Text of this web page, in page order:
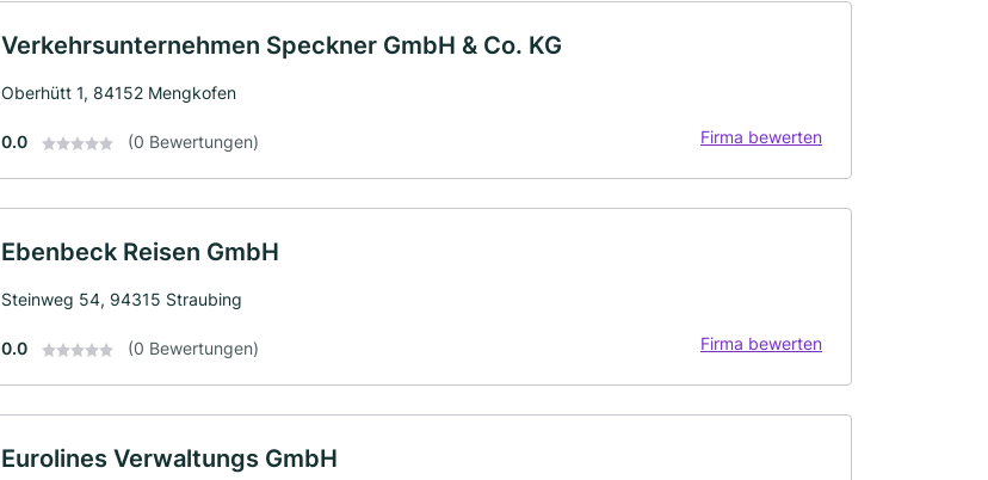
Verkehrsunternehmen Speckner GmbH & Co. KG
Oberhütt 1, 84152 Mengkofen
0.0 (0 Bewertungen) Firma bewerten
Ebenbeck Reisen GmbH
Steinweg 54, 94315 Straubing
0.0 (0 Bewertungen) Firma bewerten
Eurolines Verwaltungs GmbH